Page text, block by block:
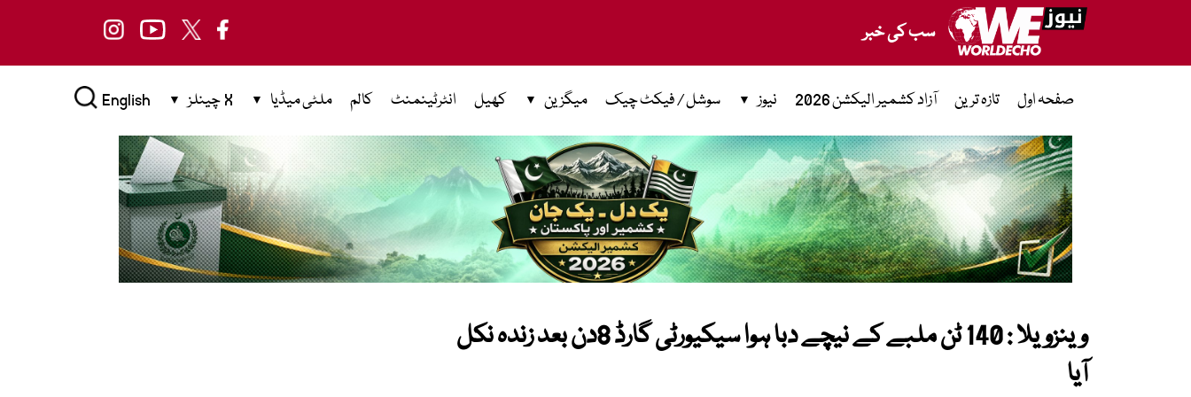
سب کی خبر
صفحہ اول تازہ ترین آزاد کشمیر الیکشن 2026 نیوز سوشل / فیکٹ چیک میگزین کھیل انٹرٹینمنٹ کالم ملٹی میڈیا X چینلز English
وینزویلا : 140 ٹن ملبے کے نیچے دبا ہوا سیکیورٹی گارڈ 8دن بعد زندہ نکل
آیا